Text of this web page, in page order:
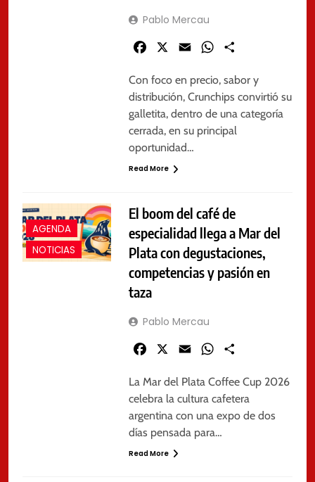
Pablo Mercau
Facebook Email WhatsApp
Con foco en precio, sabor y
distribución, Crunchips convirtió su
galletita, dentro de una categoría
cerrada, en su principal
oportunidad…
Read More
AGENDA
NOTICIAS
El boom del café de
especialidad llega a Mar del
Plata con degustaciones,
competencias y pasión en
taza
Pablo Mercau
Facebook Email WhatsApp
La Mar del Plata Coffee Cup 2026
celebra la cultura cafetera
argentina con una expo de dos
días pensada para…
Read More